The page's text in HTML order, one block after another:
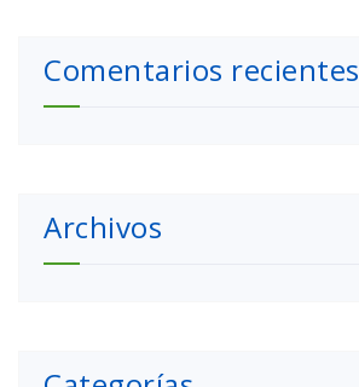
Comentarios recientes
Archivos